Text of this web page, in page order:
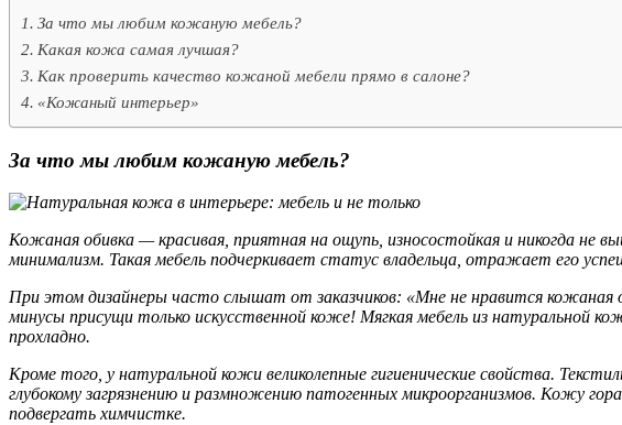
За что мы любим кожаную мебель?
Какая кожа самая лучшая?
Как проверить качество кожаной мебели прямо в салоне?
«Кожаный интерьер»
За что мы любим кожаную мебель?
Кожаная обивка — красивая, приятная на ощупь, износостойкая и никогда не
минимализм. Такая мебель подчеркивает статус владельца, отражает его
При этом дизайнеры часто слышат от заказчиков: «Мне не нравится кожаная
минусы присущи только искусственной коже! Мягкая мебель из натуральной
прохладно.
Кроме того, у натуральной кожи великолепные гигиенические свойства.
глубокому загрязнению и размножению патогенных микроорганизмов. Кожу
подвергать химчистке.